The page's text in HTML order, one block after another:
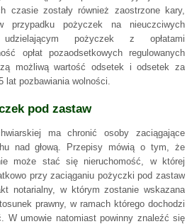
czasie zostały również zaostrzone kary,
przypadku pożyczek na nieuczciwych
pożyczek z opłatami
opłat pozaodsetkowych regulowanych
możliwą wartość odsetek i odsetek za
lat pozbawiania wolności.
pod zastaw
ma chronić osoby zaciągające
nad głową. Przepisy mówią o tym, że
może stać się nieruchomość, w której
przy zaciąganiu pożyczki pod zastaw
notarialny, w którym zostanie wskazana
prawny, w ramach którego dochodzi
W umowie natomiast powinny znaleźć się